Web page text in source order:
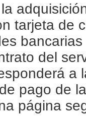
tarjeta de
del
a
pago de
página